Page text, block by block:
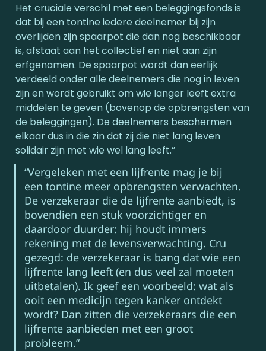
Het cruciale verschil met een beleggingsfonds is
dat bij een tontine iedere deelnemer bij zijn
overlijden zijn spaarpot die dan nog beschikbaar
is, afstaat aan het collectief en niet aan zijn
erfgenamen. De spaarpot wordt dan eerlijk
verdeeld onder alle deelnemers die nog in leven
zijn en wordt gebruikt om wie langer leeft extra
middelen te geven (bovenop de opbrengsten van
de beleggingen). De deelnemers beschermen
elkaar dus in die zin dat zij die niet lang leven
solidair zijn met wie wel lang leeft.”
“Vergeleken met een lijfrente mag je bij
een tontine meer opbrengsten verwachten.
De verzekeraar die de lijfrente aanbiedt, is
bovendien een stuk voorzichtiger en
daardoor duurder: hij houdt immers
rekening met de levensverwachting. Cru
gezegd: de verzekeraar is bang dat wie een
lijfrente lang leeft (en dus veel zal moeten
uitbetalen). Ik geef een voorbeeld: wat als
ooit een medicijn tegen kanker ontdekt
wordt? Dan zitten die verzekeraars die een
lijfrente aanbieden met een groot
probleem.”